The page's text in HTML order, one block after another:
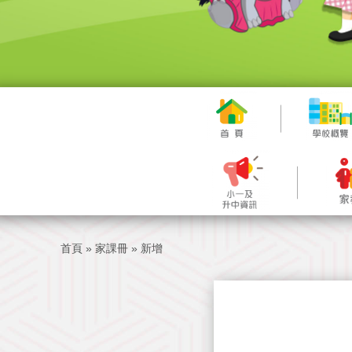
首頁 » 家課冊 » 新增